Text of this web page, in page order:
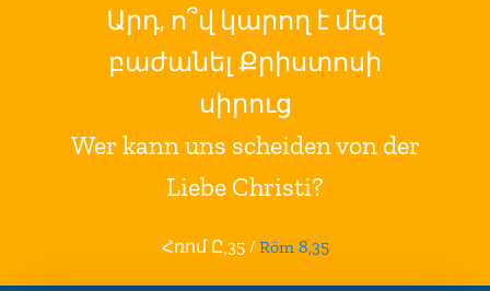
Արդ, ո՞վ կարող է մեզ
բաժանել Քրիստոսի
սիրուց
Wer kann uns scheiden von der
Liebe Christi?
Հռոմ Ը,35/ Röm 8,35